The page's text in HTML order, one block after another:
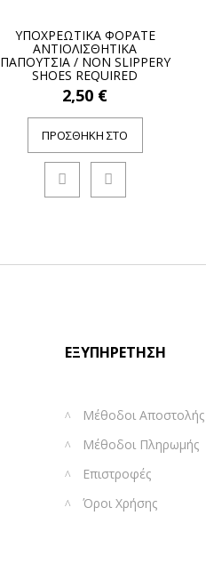
ΥΠΟΧΡΕΩΤΙΚΑ ΦΟΡΑΤΕ
ΑΝΤΙΟΛΙΣΘΗΤΙΚΑ
ΠΑΠΟΥΤΣΙΑ / NON SLIPPERY
SHOES REQUIRED
2,50 €
ΠΡΟΣΘΉΚΗ ΣΤΟ
ΕΞΥΠΗΡΈΤΗΣΗ
Μέθοδοι Αποστολής
Μέθοδοι Πληρωμής
Επιστροφές
Όροι Χρήσης